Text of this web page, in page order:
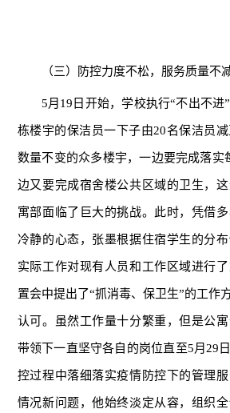
（三）防控力度不松，服务质量不
5月19日开始，学校执行“不出不进
栋楼宇的保洁员一下子由20名保洁员
数量不变的众多楼宇，一边要完成落实
边又要完成宿舍楼公共区域的卫生，
寓部面临了巨大的挑战。此时，凭借
冷静的心态，张墨根据住宿学生的分布
实际工作对现有人员和工作区域进行
置会中提出了“抓消毒、保卫生”的工作
认可。虽然工作量十分繁重，但是公
带领下一直坚守各自的岗位直至5月29
控过程中落细落实疫情防控下的管理
情况新问题，他始终淡定从容，组织